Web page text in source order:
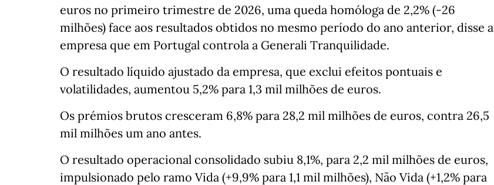
euros no primeiro trimestre de 2026, uma queda homóloga de 2,2% (‑26
milhões) face aos resultados obtidos no mesmo período do ano anterior, disse a
empresa que em Portugal controla a Generali Tranquilidade.
O resultado líquido ajustado da empresa, que exclui efeitos pontuais e
volatilidades, aumentou 5,2% para 1,3 mil milhões de euros.
Os prémios brutos cresceram 6,8% para 28,2 mil milhões de euros, contra 26,5
mil milhões um ano antes.
O resultado operacional consolidado subiu 8,1%, para 2,2 mil milhões de euros,
impulsionado pelo ramo Vida (+9,9% para 1,1 mil milhões), Não Vida (+1,2% para